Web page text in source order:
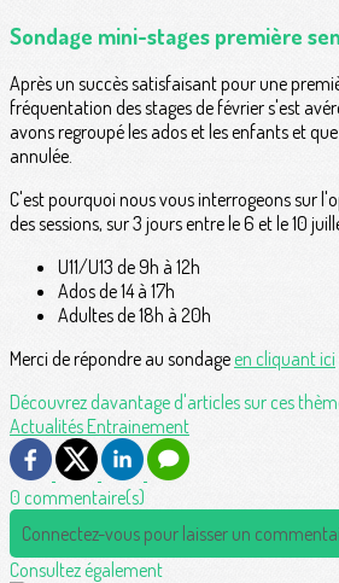
Sondage mini-stages première
Après un succès satisfaisant pour une
fréquentation des stages de février s'est
avons regroupé les ados et les enfants et
annulée.
C'est pourquoi nous vous interrogeons sur
des sessions, sur 3 jours entre le 6 et le 10
U11/U13 de 9h à 12h
Ados de 14 à 17h
Adultes de 18h à 20h
Merci de répondre au sondageen cliquant ici
Découvrez davantage d'articles sur ces
ActualitésEntrainement
0 commentaire(s)
Connectez-vous pour laisser un
Consultez également